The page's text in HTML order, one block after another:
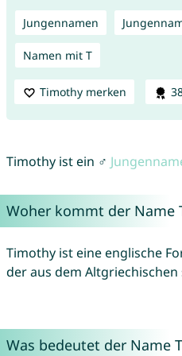
Jungennamen
Namen mit T
Timothy merken
Timothy ist ein ♂
Woher kommt der Name
Timothy ist eine englische
der aus dem
Was bedeutet der Name